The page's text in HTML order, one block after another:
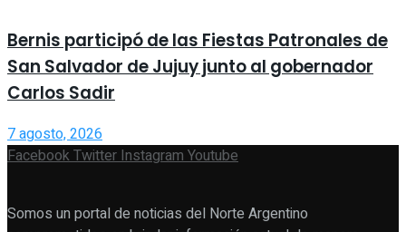
Bernis participó de las Fiestas Patronales de
San Salvador de Jujuy junto al gobernador
Carlos Sadir
7 agosto, 2026
FacebookTwitterInstagramYoutube
Somos un portal de noticias del Norte Argentino